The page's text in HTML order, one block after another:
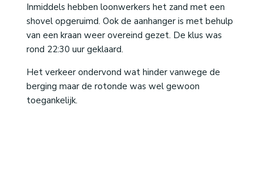
Inmiddels hebben loonwerkers het zand met een
shovel opgeruimd. Ook de aanhanger is met behulp
van een kraan weer overeind gezet. De klus was
rond 22:30 uur geklaard.
Het verkeer ondervond wat hinder vanwege de
berging maar de rotonde was wel gewoon
toegankelijk.